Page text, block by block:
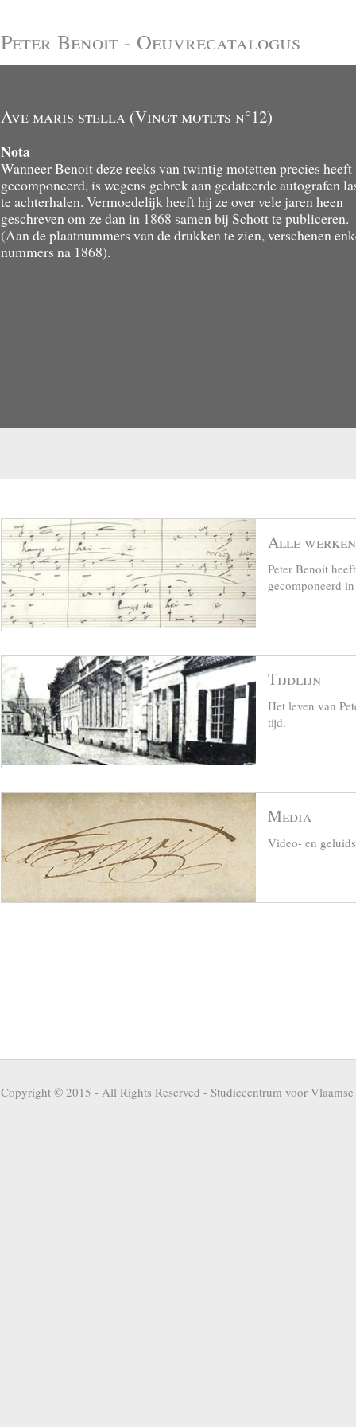
Peter Benoit - Oeuvrecatalogus
Ave maris stella (Vingt motets n°12)
Nota
Wanneer Benoit deze reeks van twintig motetten precies heeft
gecomponeerd, is wegens gebrek aan gedateerde autografen
te achterhalen. Vermoedelijk heeft hij ze over vele jaren heen
geschreven om ze dan in 1868 samen bij Schott te publiceren.
(Aan de plaatnummers van de drukken te zien, verschenen
nummers na 1868).
Alle werken
Peter Benoit
gecomponeerd
Tijdlijn
Het leven van
tijd.
Media
Video- en
Copyright © 2015 - All Rights Reserved - Studiecentrum voor